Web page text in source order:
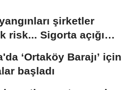
şirketler
risk... Sigorta açığı
‘Ortaköy Barajı’ için
başladı